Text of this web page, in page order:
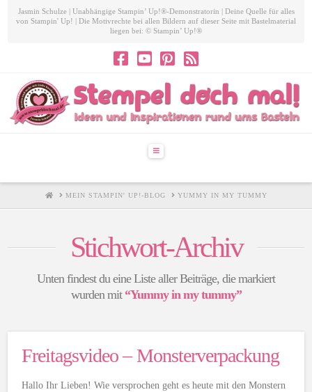
Jasmin Schulze | Unabhängige Stampin’ Up!®-Demonstratorin | Deine Quelle für alles
von Stampin' Up! | Die Motivrechte bei allen Bildern auf dieser Seite mit Bastelmaterial
liegen bei: © Stampin’ Up!®
Navigation
HOMEMEIN STAMPIN' UP!-BLOG YUMMY IN MY TUMMY
Stichwort-Archiv
Unten findest du eine Liste aller Beiträge, die markiert
wurden mit “Yummy in my tummy”
Freitagsvideo – Monsterverpackung
Hallo Ihr Lieben! Wie versprochen geht es heute mit den Monstern